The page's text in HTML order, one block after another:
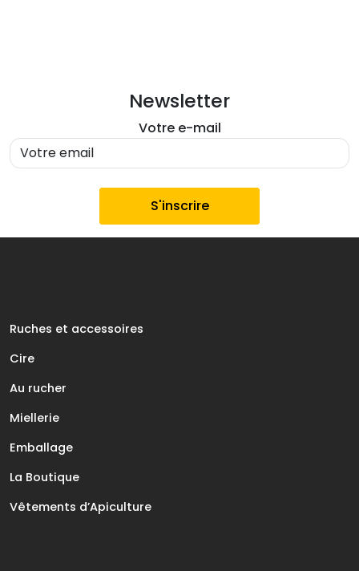
Newsletter
Votre e-mail
Ruches et accessoires
Cire
Au rucher
Miellerie
Emballage
La Boutique
Vêtements d’Apiculture